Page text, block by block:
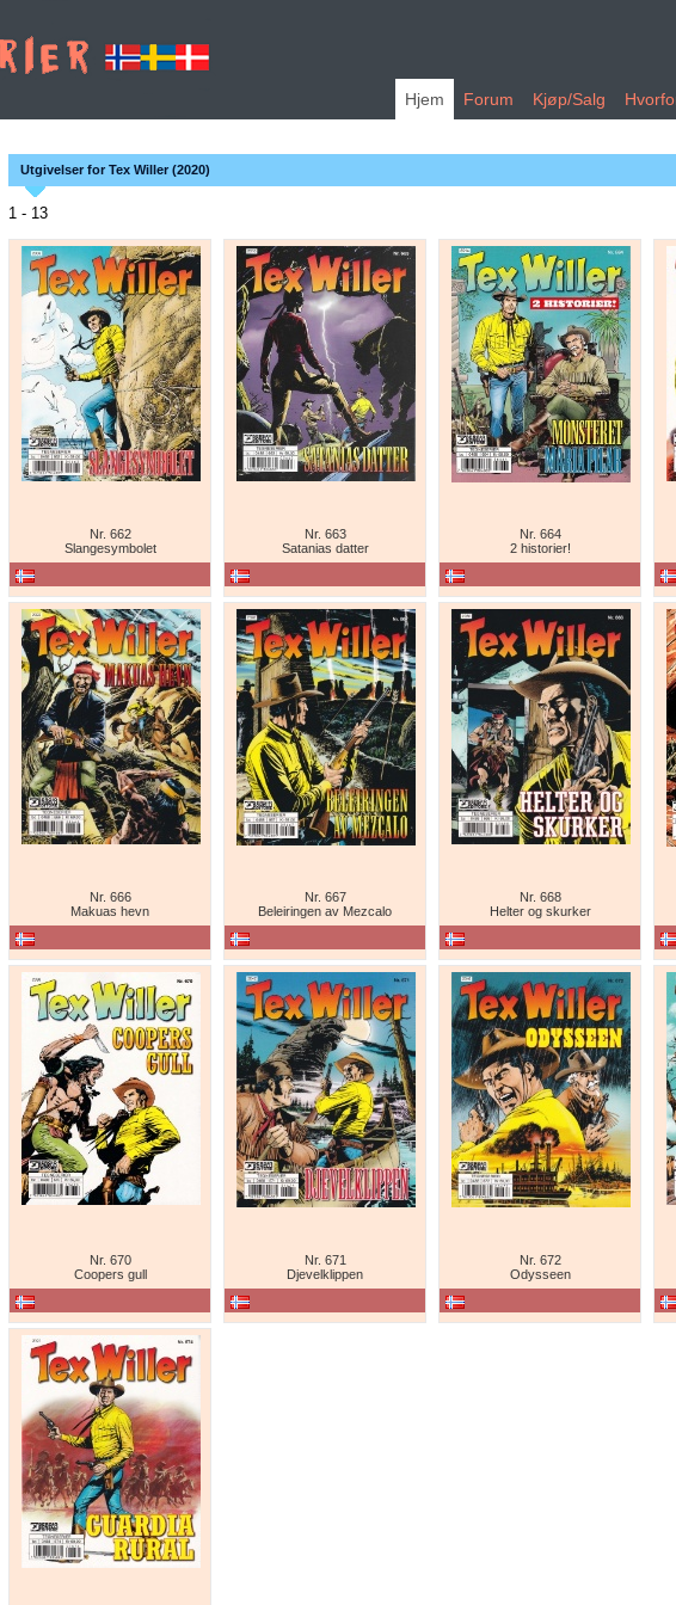
Hjem Forum Kjøp/Salg
Utgivelser for Tex Willer (2020)
1 - 13
Nr. 662
Slangesymbolet
Nr. 663
Satanias datter
Nr. 664
2 historier!
Nr. 666
Makuas hevn
Nr. 667
Beleiringen av Mezcalo
Nr. 668
Helter og skurker
Nr. 670
Coopers gull
Nr. 671
Djevelklippen
Nr. 672
Odysseen